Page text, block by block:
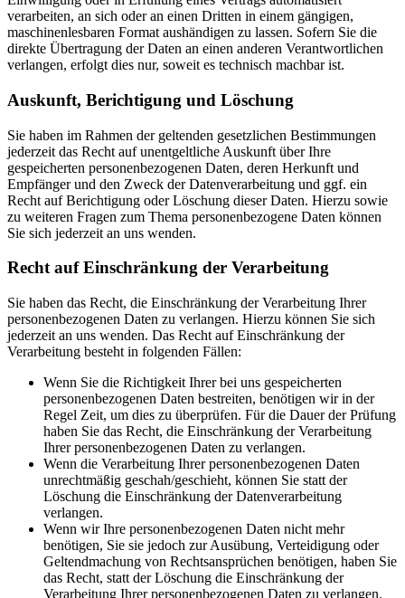
verarbeiten, an sich oder an einen Dritten in einem gängigen,
maschinenlesbaren Format aushändigen zu lassen. Sofern Sie die
direkte Übertragung der Daten an einen anderen Verantwortlichen
verlangen, erfolgt dies nur, soweit es technisch machbar ist.
Auskunft, Berichtigung und Löschung
Sie haben im Rahmen der geltenden gesetzlichen Bestimmungen
jederzeit das Recht auf unentgeltliche Auskunft über Ihre
gespeicherten personenbezogenen Daten, deren Herkunft und
Empfänger und den Zweck der Datenverarbeitung und ggf. ein
Recht auf Berichtigung oder Löschung dieser Daten. Hierzu sowie
zu weiteren Fragen zum Thema personenbezogene Daten können
Sie sich jederzeit an uns wenden.
Recht auf Einschränkung der Verarbeitung
Sie haben das Recht, die Einschränkung der Verarbeitung Ihrer
personenbezogenen Daten zu verlangen. Hierzu können Sie sich
jederzeit an uns wenden. Das Recht auf Einschränkung der
Verarbeitung besteht in folgenden Fällen:
Wenn Sie die Richtigkeit Ihrer bei uns gespeicherten
personenbezogenen Daten bestreiten, benötigen wir in der
Regel Zeit, um dies zu überprüfen. Für die Dauer der Prüfung
haben Sie das Recht, die Einschränkung der Verarbeitung
Ihrer personenbezogenen Daten zu verlangen.
Wenn die Verarbeitung Ihrer personenbezogenen Daten
unrechtmäßig geschah/geschieht, können Sie statt der
Löschung die Einschränkung der Datenverarbeitung
verlangen.
Wenn wir Ihre personenbezogenen Daten nicht mehr
benötigen, Sie sie jedoch zur Ausübung, Verteidigung oder
Geltendmachung von Rechtsansprüchen benötigen, haben Sie
das Recht, statt der Löschung die Einschränkung der
Verarbeitung Ihrer personenbezogenen Daten zu verlangen.